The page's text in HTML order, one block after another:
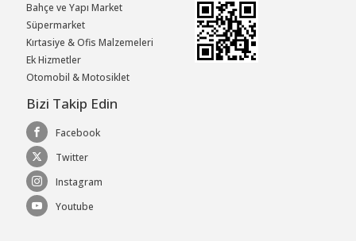
Bahçe ve Yapı Market
Süpermarket
Kırtasiye & Ofis Malzemeleri
Ek Hizmetler
Otomobil & Motosiklet
Bizi Takip Edin
Facebook
Twitter
Instagram
Youtube